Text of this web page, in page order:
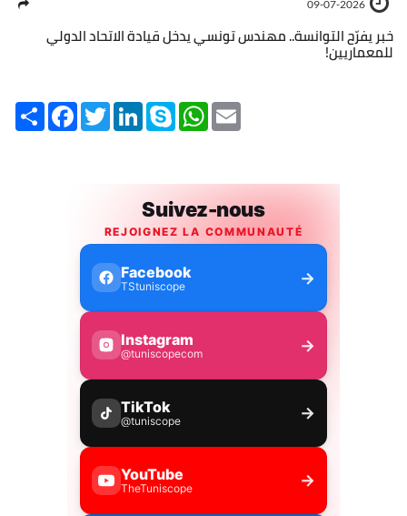
09-07-2026
خبر يفرّح التوانسة.. مهندس تونسي يدخل قيادة الاتحاد الدولي
للمعماريين!
Share FacebookTwitterLinkedInSkype WhatsApp